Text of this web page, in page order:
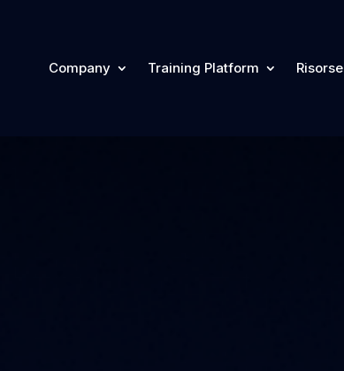
Company Training Platform Risorse